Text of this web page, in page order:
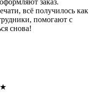
всё получилось как
помогают с
снова!
★